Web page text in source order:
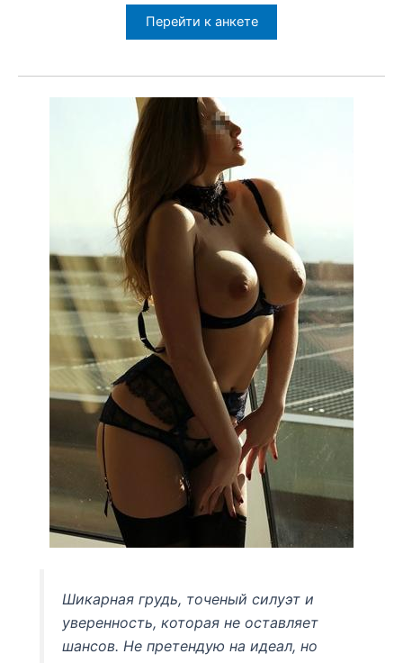
Перейти к анкете
Шикарная грудь, точеный силуэт и
уверенность, которая не оставляет
шансов. Не претендую на идеал, но